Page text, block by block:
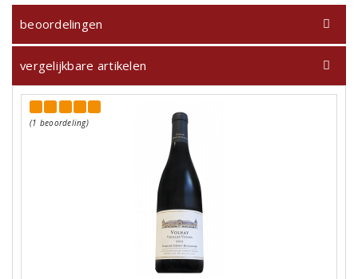
beoordelingen
vergelijkbare artikelen
(1 beoordeling)